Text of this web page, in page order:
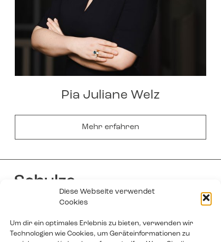
Diese Webseite verwendet
Cookies
Um dir ein optimales Erlebnis zu bieten, verwenden wir
Technologien wie Cookies, um Geräteinformationen zu
Pia Juliane Welz
Mehr erfahren
Tel+49 (0)511 51 51 31 - 0
Fax +49 (0)511 51 51 31 - 31